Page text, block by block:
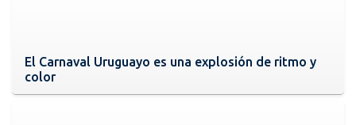
El Carnaval Uruguayo es una explosión de ritmo y
color